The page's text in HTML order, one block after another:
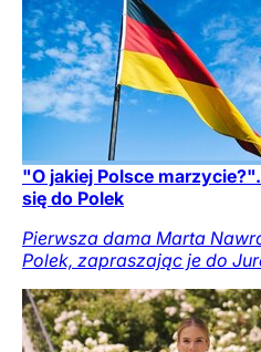
"O jakiej Polsce
się do Polek
Pierwsza dama Marta
Polek, zapraszając je do